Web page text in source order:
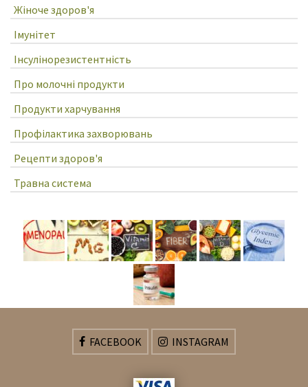
Жіноче здоров'я
Імунітет
Інсулінорезистентність
Про молочні продукти
Продукти харчування
Профілактика захворювань
Рецепти здоров'я
Травна система
FACEBOOK INSTAGRAM